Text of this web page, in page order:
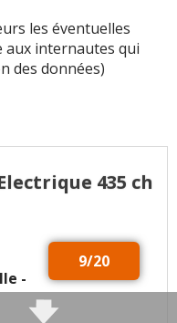
les éventuelles
aux internautes qui
des données)
435 ch
9/20
-